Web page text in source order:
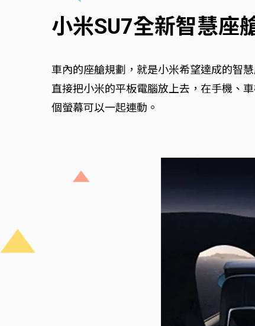
小米SU7全新智慧座
車內的座艙規劃，就是小米希望達成的智
直接把小米的平板電腦放上去，在手機、
個螢幕可以一起連動。